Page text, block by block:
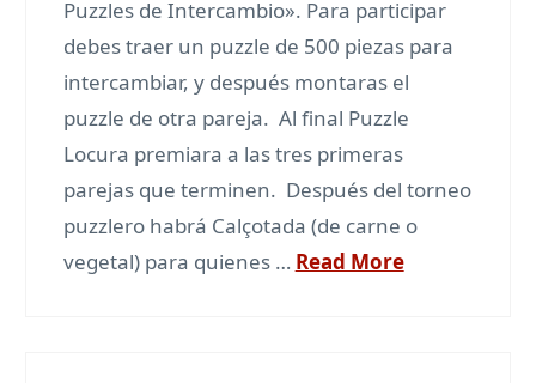
Puzzles de Intercambio». Para participar
debes traer un puzzle de 500 piezas para
intercambiar, y después montaras el
puzzle de otra pareja. Al final Puzzle
Locura premiara a las tres primeras
parejas que terminen. Después del torneo
puzzlero habrá Calçotada (de carne o
vegetal) para quienes … Read More